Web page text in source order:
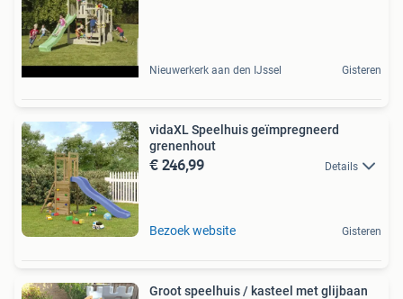
Nieuwerkerk aan den IJssel Gisteren
vidaXL Speelhuis geïmpregneerd
grenenhout
€ 246,99 Details
Bezoek website Gisteren
Groot speelhuis / kasteel met glijbaan